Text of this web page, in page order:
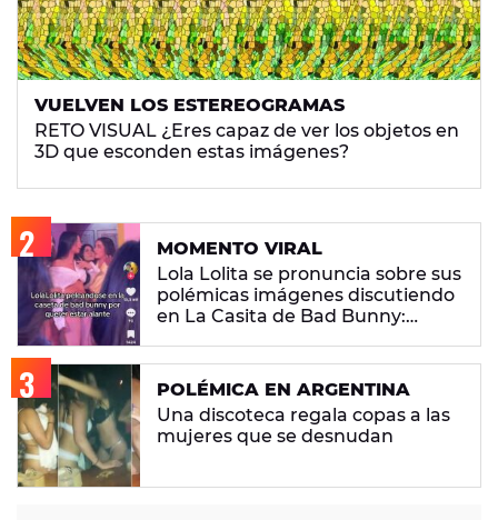
VUELVEN LOS ESTEREOGRAMAS
RETO VISUAL ¿Eres capaz de ver los objetos en
3D que esconden estas imágenes?
MOMENTO VIRAL
Lola Lolita se pronuncia sobre sus
polémicas imágenes discutiendo
en La Casita de Bad Bunny:
POLÉMICA EN ARGENTINA
Una discoteca regala copas a las
mujeres que se desnudan